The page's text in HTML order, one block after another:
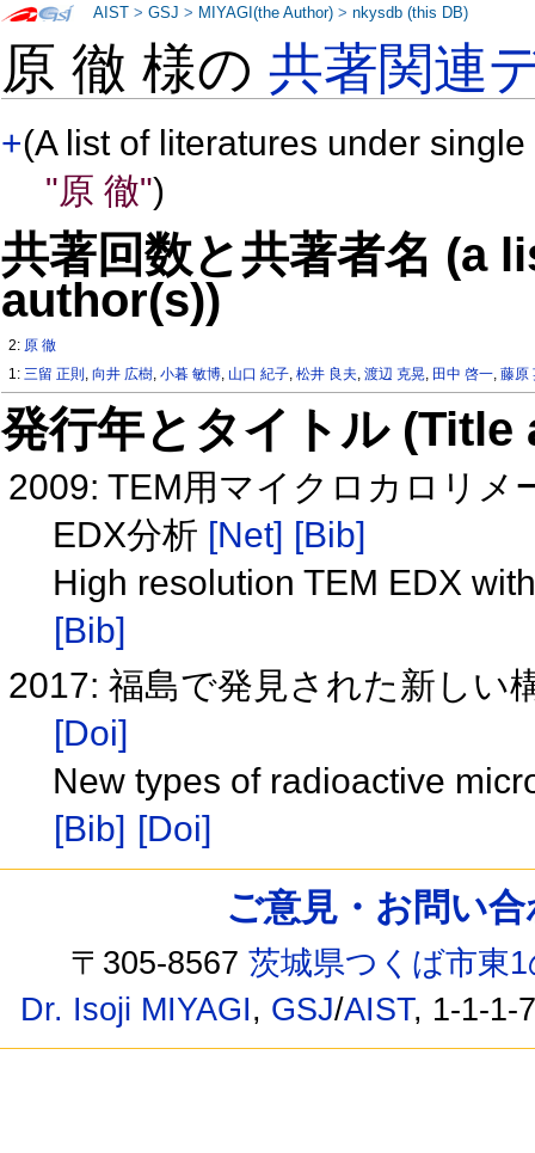
原 徹 様の共著関連
+(A list of literatures under
"原 徹")
共著回数と共著者名 (a
author(s))
2: 原 徹
1:三留 正則 ,向井 広樹,小暮 敏博, 山口 紀子,松井 良夫,渡辺 克晃, 田中 啓一,藤原
発行年とタイトル
2009: TEM用マイクロカロリメ
EDX分析 [Net] [Bib]
High resolution TEM EDX
[Bib]
2017: 福島で発見された新しい
[Doi]
New types of radioactive
[Bib] [Doi]
AIST >GSJ > MIYAGI(the Author) >nkysdb (this DB)
ご意見・お問い
〒305-8567茨城県つくば市東
Dr. Isoji MIYAGI, GSJ/AIST, 1-1-1-